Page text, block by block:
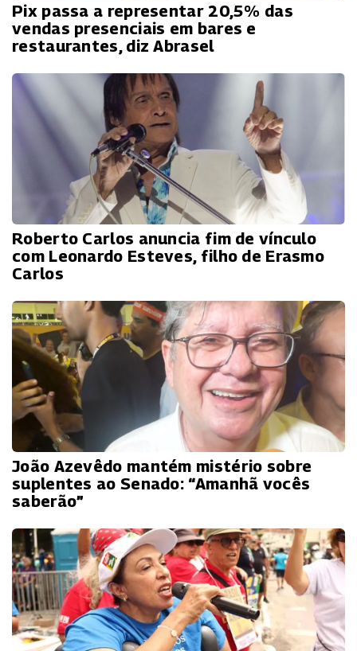
Pix passa a representar 20,5% das
vendas presenciais em bares e
restaurantes, diz Abrasel
Roberto Carlos anuncia fim de vínculo
com Leonardo Esteves, filho de Erasmo
Carlos
João Azevêdo mantém mistério sobre
suplentes ao Senado: “Amanhã vocês
saberão”